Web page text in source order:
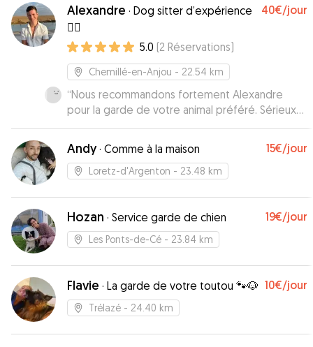
Alexandre · Dog sitter d’expérience
👌🏼
40€/jour
5.0 (2 Réservations)
Chemillé-en-Anjou - 22.54 km
“Nous recommandons fortement Alexandre
pour la garde de votre animal préféré. Sérieux
et attentionné, nos deux westies ont passé un
excellent week-end et ne demandent qu’à y
retourner !”
Andy· Comme à la maison 15€/jour
Loretz-d'Argenton - 23.48 km
Hozan · Service garde de chien 19€/jour
Les Ponts-de-Cé - 23.84 km
Flavie · La garde de votre toutou 🐾🐶 10€/jour
Trélazé - 24.40 km